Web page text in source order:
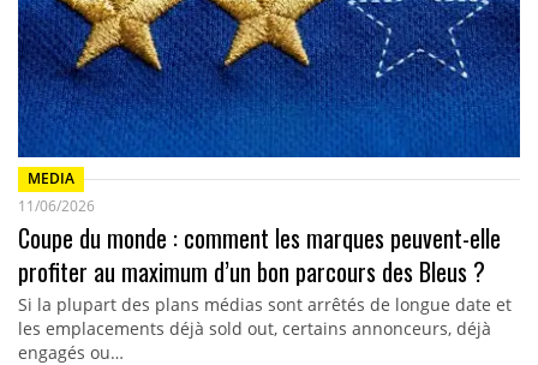
MEDIA
11/06/2026
Coupe du monde : comment les marques peuvent-elle
profiter au maximum d’un bon parcours des Bleus ?
Si la plupart des plans médias sont arrêtés de longue date et
les emplacements déjà sold out, certains annonceurs, déjà
engagés ou…